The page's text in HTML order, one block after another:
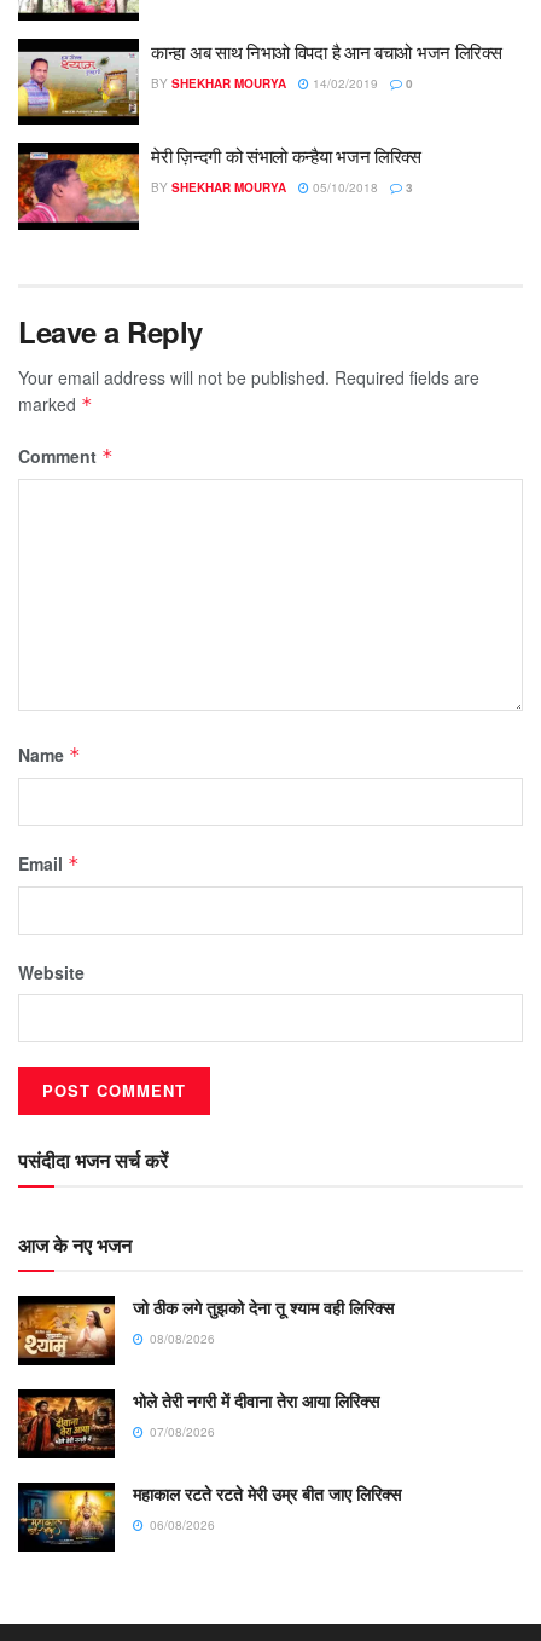
कान्हा अब साथ निभाओ विपदा है आन बचाओ भजन लिरिक्स
BY SHEKHAR MOURYA 14/02/2019 0
मेरी ज़िन्दगी को संभालो कन्हैया भजन लिरिक्स
BY SHEKHAR MOURYA 05/10/2018 3
Leave a Reply
Your email address will not be published. Required fields are
marked *
Comment *
Name *
Email *
Website
पसंदीदा भजन सर्च करें
आज के नए भजन
जो ठीक लगे तुझको देना तू श्याम वही लिरिक्स
08/08/2026
भोले तेरी नगरी में दीवाना तेरा आया लिरिक्स
07/08/2026
महाकाल रटते रटते मेरी उम्र बीत जाए लिरिक्स
06/08/2026